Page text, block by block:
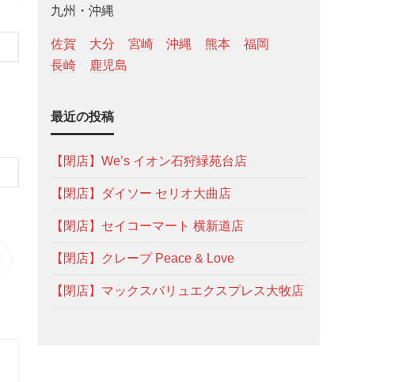
九州・沖縄
佐賀 大分 宮崎 沖縄 熊本
福岡
長崎
鹿児島
最近の投稿
【閉店】We’s イオン石狩緑苑台店
【閉店】ダイソー セリオ大曲店
【閉店】セイコーマート 横新道店
【閉店】クレープ Peace & Love
【閉店】マックスバリュエクスプレス大牧店